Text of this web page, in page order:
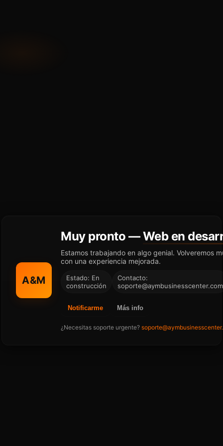
A&M
Muy pronto —Web en
Estamos trabajando en algo genial. Volveremos
con una experiencia mejorada.
Estado: En
construcción
Contacto:
soporte@aymbusinesscenter.com
Notificarme Más info
¿Necesitas soporte urgente?